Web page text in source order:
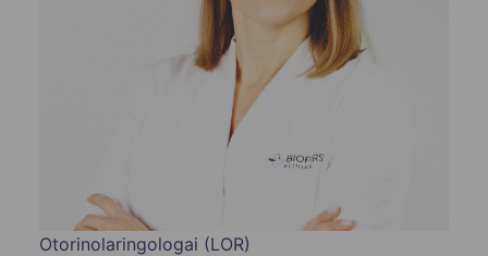
Otorinolaringologai (LOR)